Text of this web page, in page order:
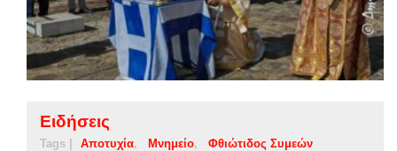
Ειδήσεις
Tags | Αποτυχία Μνημείο Φθιώτιδος Συμεών